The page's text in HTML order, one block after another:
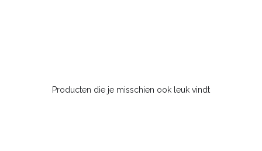
Producten die je misschien ook leuk vindt